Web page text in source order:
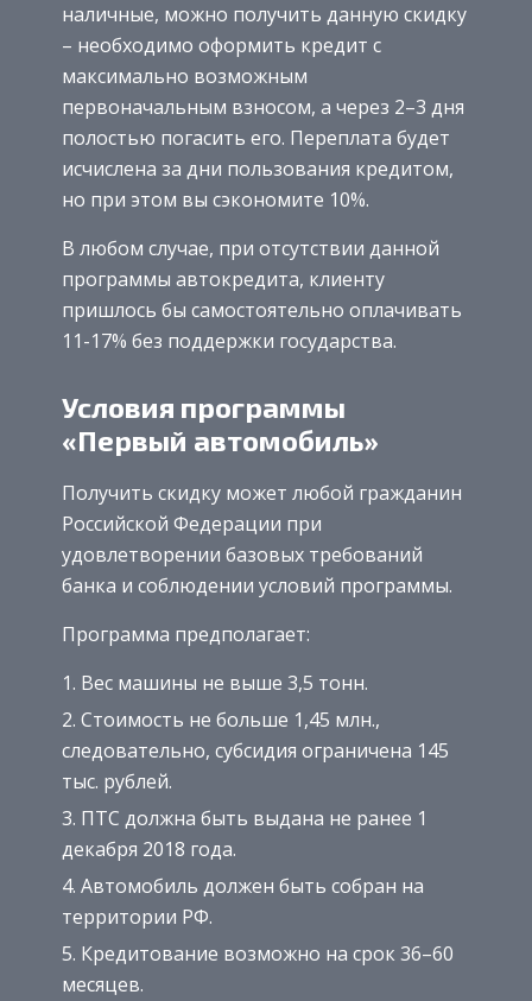
наличные, можно получить данную скидку
– необходимо оформить кредит с
максимально возможным
первоначальным взносом, а через 2–3 дня
полостью погасить его. Переплата будет
исчислена за дни пользования кредитом,
но при этом вы сэкономите 10%.
В любом случае, при отсутствии данной
программы автокредита, клиенту
пришлось бы самостоятельно оплачивать
11-17% без поддержки государства.
Условия программы
«Первый автомобиль»
Получить скидку может любой гражданин
Российской Федерации при
удовлетворении базовых требований
банка и соблюдении условий программы.
Программа предполагает:
Вес машины не выше 3,5 тонн.
Стоимость не больше 1,45 млн.,
следовательно, субсидия ограничена 145
тыс. рублей.
ПТС должна быть выдана не ранее 1
декабря 2018 года.
Автомобиль должен быть собран на
территории РФ.
Кредитование возможно на срок 36–60
месяцев.